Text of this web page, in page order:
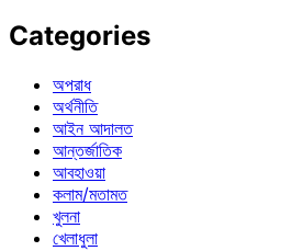
Categories
অপরাধ
অর্থনীতি
আইন আদালত
আন্তর্জাতিক
আবহাওয়া
কলাম/মতামত
খুলনা
খেলাধুলা